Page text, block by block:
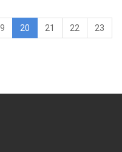
20 21 22 23